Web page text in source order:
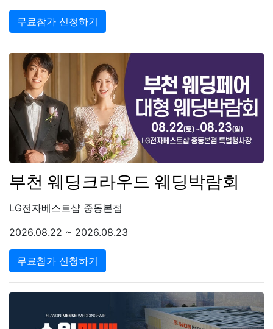
무료참가 신청하기
부천 웨딩크라우드 웨딩박람회
LG전자베스트샵 중동본점
2026.08.22 ~ 2026.08.23
무료참가 신청하기